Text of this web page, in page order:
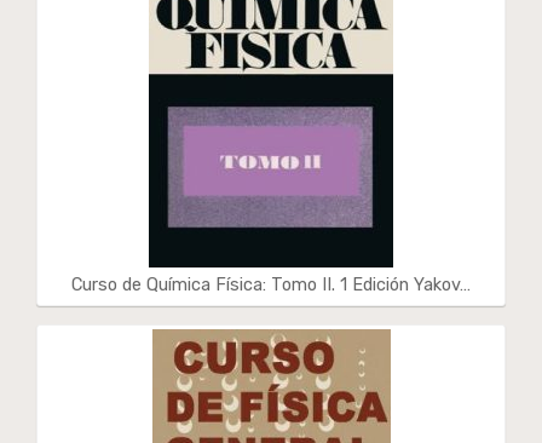
Curso de Química Física: Tomo II. 1 Edición Yakov…